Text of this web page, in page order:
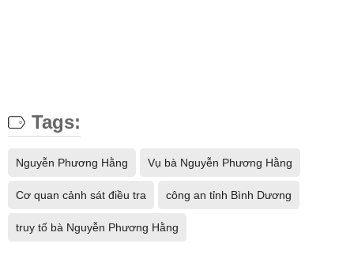
Tags:
Nguyễn Phương Hằng Vụ bà Nguyễn Phương Hằng
Cơ quan cảnh sát điều tra công an tỉnh Bình Dương
truy tố bà Nguyễn Phương Hằng